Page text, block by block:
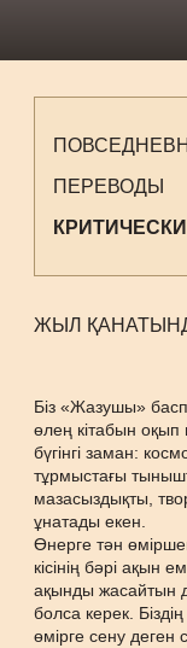
ПЕРЕВОДЫ
ЖЫЛ
Біз «Жазушы»
өлең кітабын
бүгінгі заман:
тұрмыстағы
мазасыздықты,
ұнатады екен.
Өнерге тән
кісінің бәрі
ақынды жасайтын
болса керек.
өмірге сену деген